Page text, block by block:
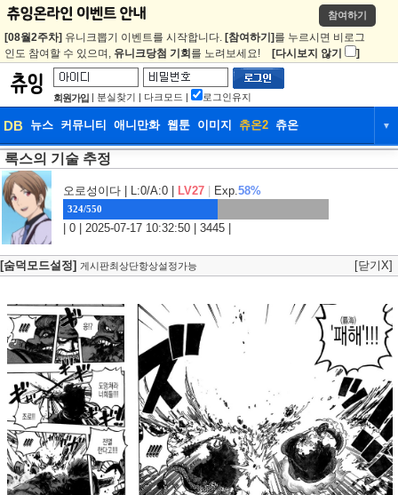
참여하기
[08월2주차] 유니크뽑기 이벤트를 시작합니다. [참여하기] 를 누르시면 비로그
인도 참여할 수 있으며, 유니크당첨 기회 를 노려보세요! [다시보지 않기 ]
회원가입 | 분실찾기 | 다크모드 | 로그인유지
DB 뉴스 커뮤니티 애니만화 웹툰 이미지 츄온2 츄온 ▼
DB
웹툰 이미지 츄온2
록스의 기술 추정
오로성이다 | L:0/A:0 | LV27 Exp.58%
324/550
| 0 | 2025-07-17 10:32:50 | 3445 |
[숨덕모드설정] 게시판최상단항상설정가능 [닫기X]